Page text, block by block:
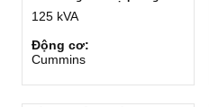
125 kVA
Động cơ:
Cummins